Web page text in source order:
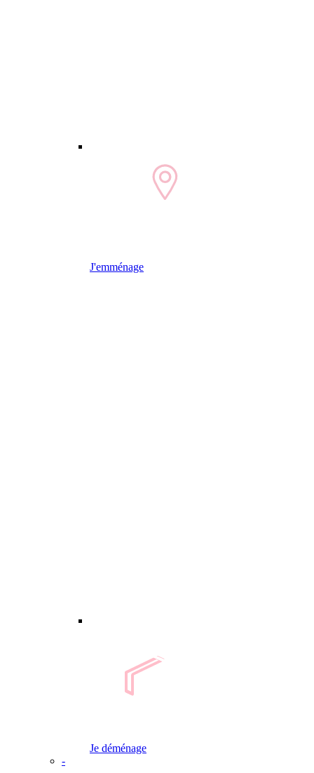
J'emménage
Je déménage
-